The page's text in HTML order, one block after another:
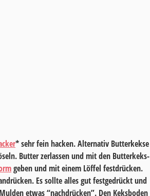
* sehr fein hacken. Alternativ Butterkekse
Butter zerlassen und mit den Butterkeks-
geben und mit einem Löffel festdrücken.
Es sollte alles gut festgedrückt und
etwas “nachdrücken”. Den Keksboden